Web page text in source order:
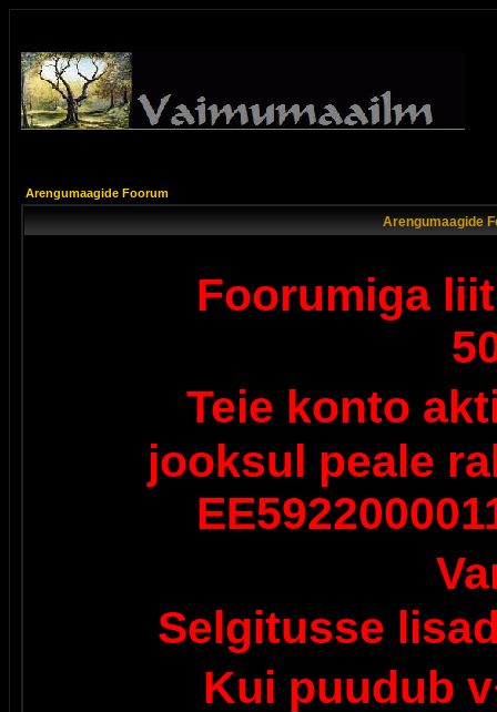
Arengumaagide Foorum
Arengumaagide
Foorumiga
Teie konto
jooksul peale
Selgitusse
Kui puudub